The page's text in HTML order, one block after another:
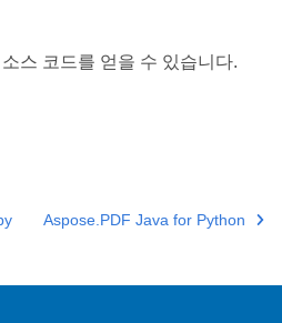
스 코드를 얻을 수 있습니다.
Aspose.PDF Java for Python